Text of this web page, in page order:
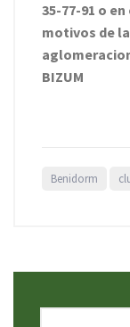
35-77-91 o
motivos de
BIZUM
Benidorm